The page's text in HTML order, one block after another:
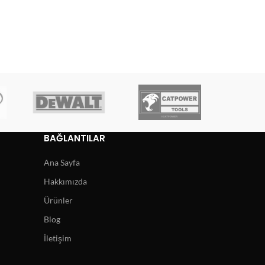
BAĞLANTILAR
Ana Sayfa
Hakkımızda
Ürünler
Blog
İletişim